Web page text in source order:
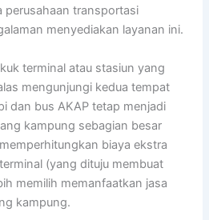
perusahaan transportasi
menyediakan layanan ini.
terminal atau stasiun yang
mengunjungi kedua tempat
dan bus AKAP tetap menjadi
kampung sebagian besar
biaya ekstra
(yang dituju membuat
memilih memanfaatkan jasa
kampung.